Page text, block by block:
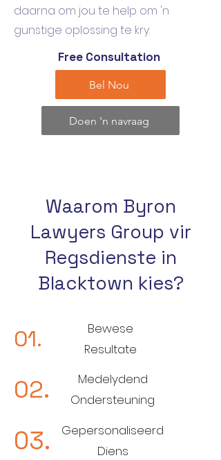
daarna om jou te help om 'n
gunstige oplossing te kry.
Free Consultation
Bel Nou
Doen 'n navraag
Waarom Byron
Lawyers Group vir
Regsdienste in
Blacktown kies?
01.
Bewese
Resultate
02.
Medelydend
Ondersteuning
03.
Gepersonaliseerd
Diens